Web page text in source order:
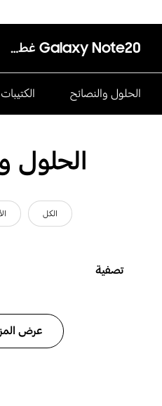
Galaxy Note20‏ غطاء LED View المضيء
الحلول والنصائح
الحلول
الكل
تصفية
عرض